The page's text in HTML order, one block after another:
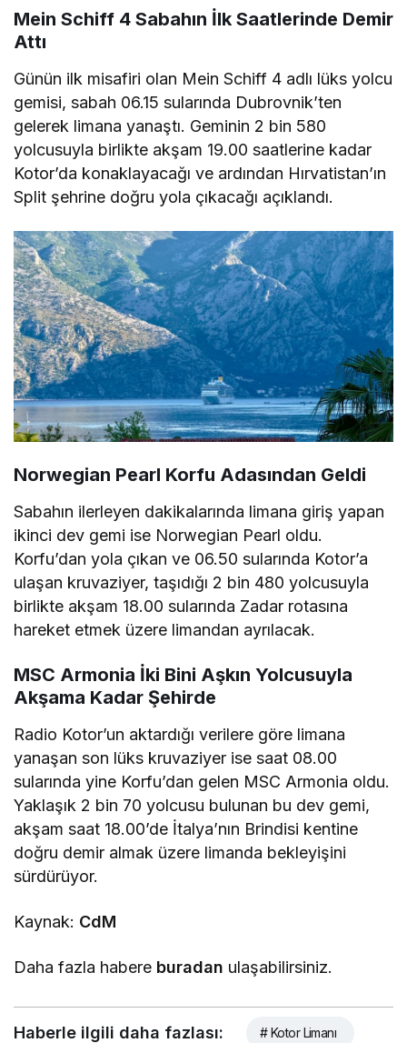
Mein Schiff 4 Sabahın İlk Saatlerinde Demir
Attı
Günün ilk misafiri olan Mein Schiff 4 adlı lüks yolcu
gemisi, sabah 06.15 sularında Dubrovnik’ten
gelerek limana yanaştı. Geminin 2 bin 580
yolcusuyla birlikte akşam 19.00 saatlerine kadar
Kotor’da konaklayacağı ve ardından Hırvatistan’ın
Split şehrine doğru yola çıkacağı açıklandı.
Norwegian Pearl Korfu Adasından Geldi
Sabahın ilerleyen dakikalarında limana giriş yapan
ikinci dev gemi ise Norwegian Pearl oldu.
Korfu’dan yola çıkan ve 06.50 sularında Kotor’a
ulaşan kruvaziyer, taşıdığı 2 bin 480 yolcusuyla
birlikte akşam 18.00 sularında Zadar rotasına
hareket etmek üzere limandan ayrılacak.
MSC Armonia İki Bini Aşkın Yolcusuyla
Akşama Kadar Şehirde
Radio Kotor’un aktardığı verilere göre limana
yanaşan son lüks kruvaziyer ise saat 08.00
sularında yine Korfu’dan gelen MSC Armonia oldu.
Yaklaşık 2 bin 70 yolcusu bulunan bu dev gemi,
akşam saat 18.00’de İtalya’nın Brindisi kentine
doğru demir almak üzere limanda bekleyişini
sürdürüyor.
Kaynak: CdM
Daha fazla habere buradan ulaşabilirsiniz.
Haberle ilgili daha fazlası: # Kotor Limanı